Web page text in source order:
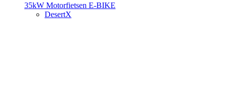
35kW Motorfietsen E-BIKE
DesertX